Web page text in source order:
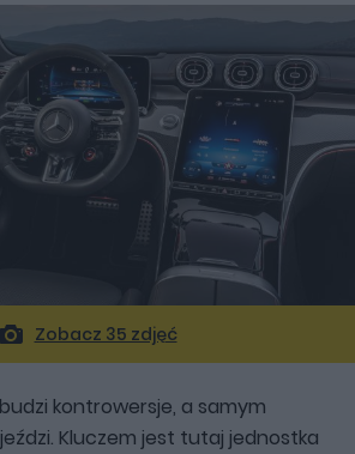
Zobacz 35 zdjęć
kontrowersje, a samym
Kluczem jest tutaj jednostka